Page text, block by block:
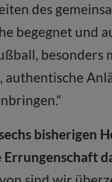
des
begegnet und
besonders
authentische
bisherigen
Errungenschaft